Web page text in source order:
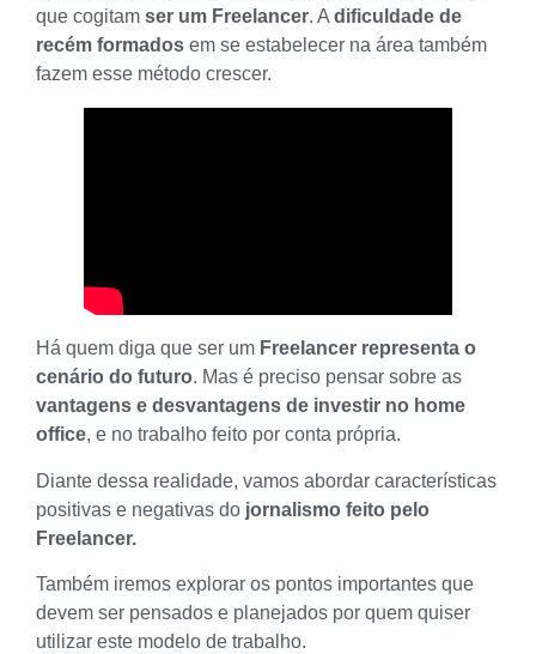
que cogitam ser um Freelancer. A dificuldade de
recém formados em se estabelecer na área também
fazem esse método crescer.
Há quem diga que ser um Freelancer representa o
cenário do futuro. Mas é preciso pensar sobre as
vantagens e desvantagens de investir no home
office, e no trabalho feito por conta própria.
Diante dessa realidade, vamos abordar características
positivas e negativas do jornalismo feito pelo
Freelancer.
Também iremos explorar os pontos importantes que
devem ser pensados e planejados por quem quiser
utilizar este modelo de trabalho.